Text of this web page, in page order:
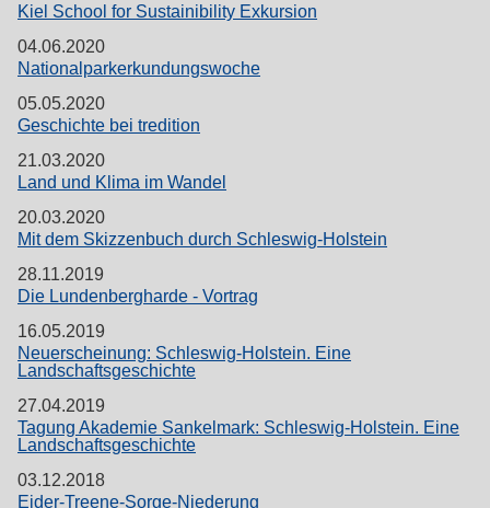
Kiel School for Sustainibility Exkursion
04.06.2020
Nationalparkerkundungswoche
05.05.2020
Geschichte bei tredition
21.03.2020
Land und Klima im Wandel
20.03.2020
Mit dem Skizzenbuch durch Schleswig-Holstein
28.11.2019
Die Lundenbergharde - Vortrag
16.05.2019
Neuerscheinung: Schleswig-Holstein. Eine
Landschaftsgeschichte
27.04.2019
Tagung Akademie Sankelmark: Schleswig-Holstein. Eine
Landschaftsgeschichte
03.12.2018
Eider-Treene-Sorge-Niederung